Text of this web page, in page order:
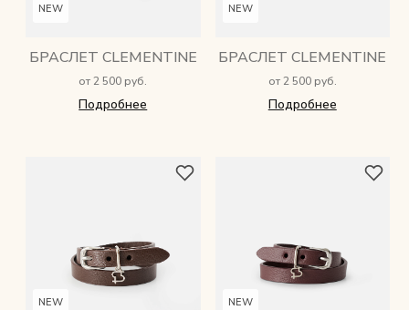
NEW
БРАСЛЕТ CLEMENTINE
от 2 500 руб.
Подробнее
NEW
БРАСЛЕТ CLEMENTINE
от 2 500 руб.
Подробнее
NEW NEW